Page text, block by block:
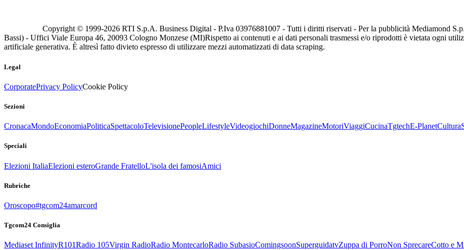
Copyright © 1999-2026 RTI S.p.A. Business Digital - P.Iva 03976881007 - Tutti i diritti riservati - Per la pubblicità Mediamond
Bassi) - Uffici Viale Europa 46, 20093 Cologno Monzese (MI)Rispetto ai contenuti e ai dati personali trasmessi e/o riprodotti è vietata ogni
artificiale generativa. È altresì fatto divieto espresso di utilizzare mezzi automatizzati di data scraping.
Legal
CorporatePrivacy PolicyCookie Policy
Sezioni
CronacaMondoEconomiaPoliticaSpettacoloTelevisionePeopleLifestyleVideogiochiDonneMagazineMotoriViaggiCucinaTgtechE-PlanetCultura
Speciali
Elezioni ItaliaElezioni esteroGrande FratelloL'isola dei famosiAmici
Rubriche
Oroscopo#tgcom24amarcord
Tgcom24 Consiglia
Mediaset InfinityR101Radio 105Virgin RadioRadio MontecarloRadio SubasioComingsoonSuperguidatvZuppa di PorroNon SprecareCotto e